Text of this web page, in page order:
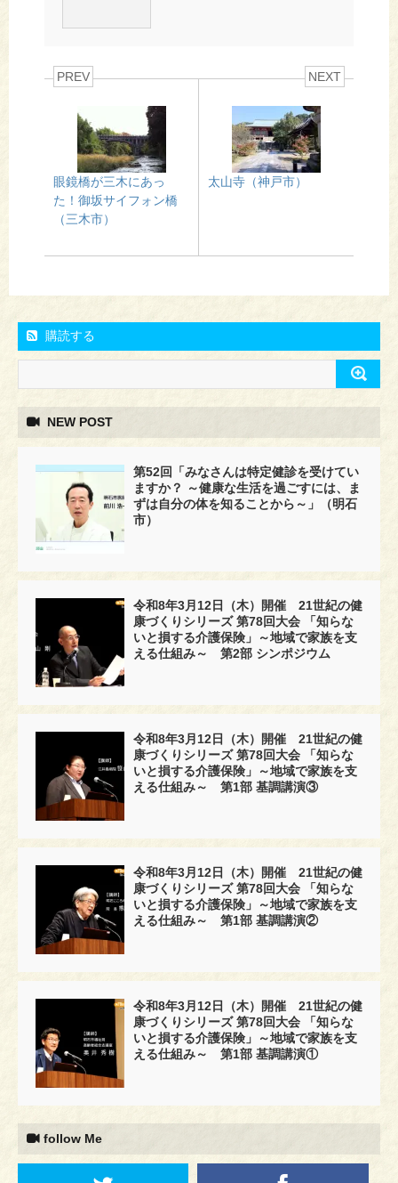
PREV
眼鏡橋が三木にあっ
た！御坂サイフォン橋
（三木市）
NEXT
太山寺（神戸市）
購読する
NEW POST
第52回「みなさんは特定健診を受けてい
ますか？ ～健康な生活を過ごすには、ま
ずは自分の体を知ることから～」（明石
市）
令和8年3月12日（木）開催 21世紀の健
康づくりシリーズ 第78回大会 「知らな
いと損する介護保険」～地域で家族を支
える仕組み～ 第2部 シンポジウム
令和8年3月12日（木）開催 21世紀の健
康づくりシリーズ 第78回大会 「知らな
いと損する介護保険」～地域で家族を支
える仕組み～ 第1部 基調講演③
令和8年3月12日（木）開催 21世紀の健
康づくりシリーズ 第78回大会 「知らな
いと損する介護保険」～地域で家族を支
える仕組み～ 第1部 基調講演②
令和8年3月12日（木）開催 21世紀の健
康づくりシリーズ 第78回大会 「知らな
いと損する介護保険」～地域で家族を支
える仕組み～ 第1部 基調講演①
follow Me